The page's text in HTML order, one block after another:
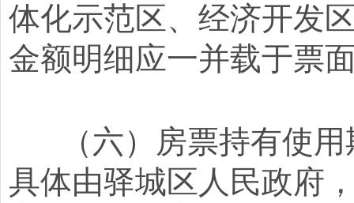
体化示范区、经济开发
金额明细应一并载于票
（六）房票持有使用
具体由驿城区人民政府